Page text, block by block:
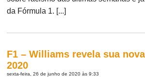
da Fórmula 1. [...]
F1 – Williams revela sua
2020
sexta-feira, 26 de junho de 2020 às 9:33